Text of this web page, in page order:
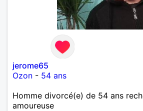
jerome65
Ozon - 54 ans
Homme divorcé(e) de 54 ans
amoureuse